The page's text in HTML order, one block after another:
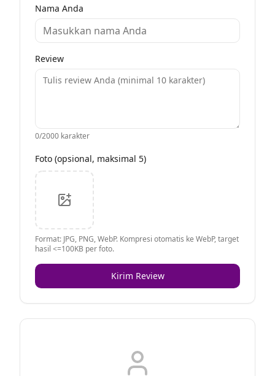
Nama Anda
Review
0/2000 karakter
Foto (opsional, maksimal 5)
Format: JPG, PNG, WebP. Kompresi otomatis ke WebP, target
hasil <=100KB per foto.
Kirim Review